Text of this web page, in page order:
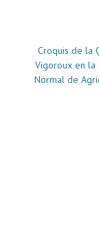
Croquis de la
Vigoroux en la
Normal de